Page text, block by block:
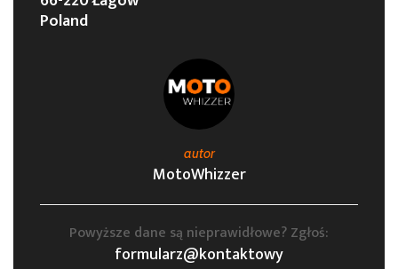
Poland
autor
MotoWhizzer
Powyższe dane są nieprawidłowe? Zgłoś:
formularz@kontaktowy